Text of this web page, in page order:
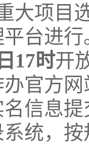
大项目
台进
日17时开
官方
信息
系统，